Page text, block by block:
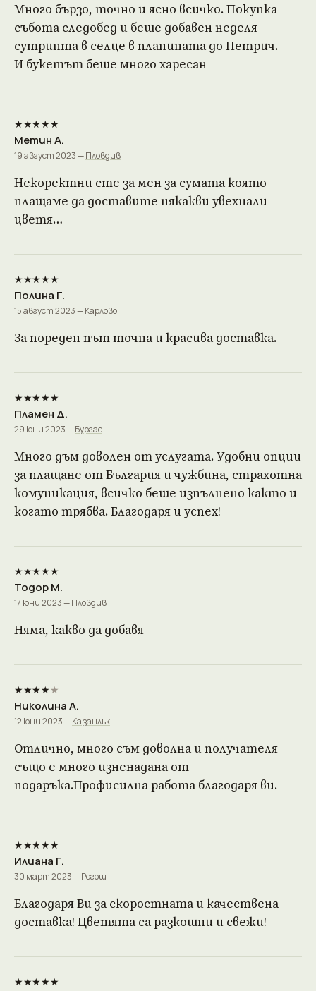
Много бързо, точно и ясно всичко. Покупка
събота следобед и беше добавен неделя
сутринта в селце в планината до Петрич.
И букетът беше много харесан
★★★★★
Метин А.
19 август 2023 —Пловдив
Некоректни сте за мен за сумата която
плащаме да доставите някакви увехнали
цветя…
★★★★★
Полина Г.
15 август 2023 —Карлово
За пореден път точна и красива доставка.
★★★★★
Пламен Д.
29 юни 2023 —Бургас
Много дъм доволен от услугата. Удобни опции
за плащане от България и чужбина, страхотна
комуникация, всичко беше изпълнено както и
когато трябва. Благодаря и успех!
★★★★★
Тодор М.
17 юни 2023 —Пловдив
Няма, какво да добавя
★★★★★
Николина А.
12 юни 2023 —Казанлък
Отлично, много съм доволна и получателя
също е много изненадана от
подаръка.Профисилна работа благодаря ви.
★★★★★
Илиана Г.
30 март 2023 — Рогош
Благодаря Ви за скоростната и качествена
доставка! Цветята са разкошни и свежи!
★★★★★